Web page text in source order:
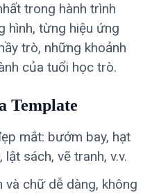
trong hành trình
hình, từng hiệu ứng
trò, những khoảnh
của tuổi học trò.
Template
mắt: bướm bay, hạt
sách, vẽ tranh, v.v.
và chữ dễ dàng, không